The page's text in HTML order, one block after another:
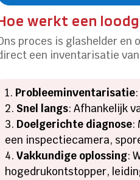
werkt een
proces is glashelder
een inventarisatie
Probleeminventarisatie
Snel langs: Afhankelijk
Doelgerichte diagnose:
een inspectiecamera,
Vakkundige oplossing:
hogedrukontstopper,